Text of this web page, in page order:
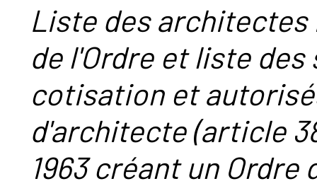
Liste des
de l'Ordre et liste
cotisation et
d'architecte (article
1963 créant un